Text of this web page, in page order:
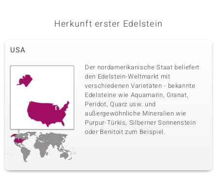
Herkunft erster Edelstein
USA
Der nordamerikanische Staat beliefert
den Edelstein-Weltmarkt mit
verschiedenen Varietäten - bekannte
Edelsteine wie Aquamarin, Granat,
Peridot, Quarz usw. und
außergewöhnliche Mineralien wie
Purpur-Türkis, Silberner Sonnenstein
oder Benitoit zum Beispiel.